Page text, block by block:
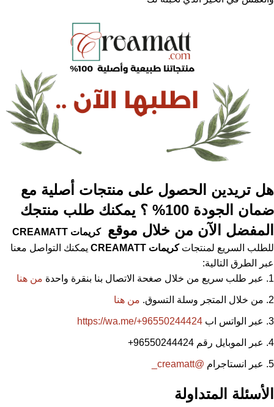
هل تريدين الحصول على منتجات أصلية مع
ضمان الجودة 100% ؟ يمكنك طلب منتجك
المفضل الآن من خلال موقع
كريمات CREAMATT
للطلب السريع لمنتجاتكريمات CREAMATT يمكنك التواصل معنا
عبر الطرق التالية:
عبر طلب سريع من خلال صغحة الاتصال بنا بنقرة واحدة من هنا
من خلال المتجر وسلة التسوق. من هنا
عبر الواتس اب https://wa.me/+96550244424
عبر الموبايل رقم 96550244424 +
عبر انستاجرام @creamatt_
الأسئلة المتداولة